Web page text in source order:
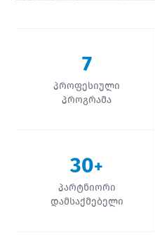
7
პროფესიული
პროგრამა
30+
პარტნიორი
დამსაქმებელი